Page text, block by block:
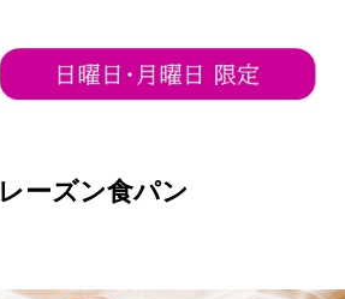
レーズン食パン